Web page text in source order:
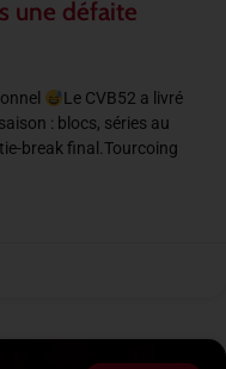
une défaite
Le CVB52 a livré
: blocs, séries au
break final.Tourcoing